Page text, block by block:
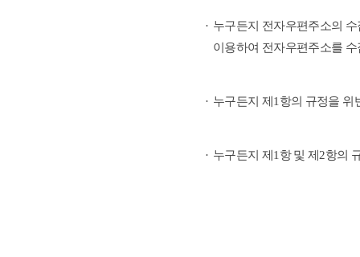
누구든지 전자우편주소의
이용하여 전자우편주소를
누구든지 제1항의 규정을 위
누구든지 제1항 및 제2항의